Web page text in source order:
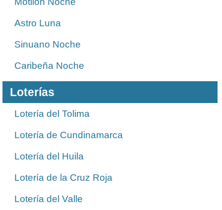
Astro Luna
Sinuano Noche
Caribeña Noche
Loterías
Lotería del Tolima
Lotería de Cundinamarca
Lotería del Huila
Lotería de la Cruz Roja
Lotería del Valle